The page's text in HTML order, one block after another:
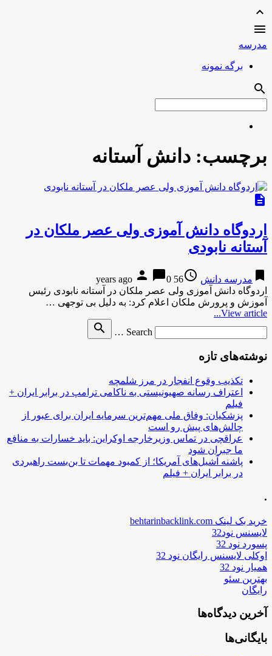
expand_less

مدرسه
برگه نمونه
search
برچسب: دانش آستانه
description
اردوگاه دانش آموزی ولی عصر ملکان در
آستانه نابودی
bookmark مدرسه دانش access_time
56 years ago
person chat_bubble0
اردوگاه دانش آموزی ولی عصر ملکان در آستانه نابودی رئیس
آموزش و پرورش ملکان اعلام کرد: به دلیل بی توجهی …
View article...
Search …
search
نوشته‌های تازه
تکذیب وقوع انفجار در مرز شلمچه
اعتراف رسانه صهیونیستی به ناکامی ترامپ در برابر ایران +
فیلم
پزشکیان: وفاق ملی مهم‌ترین سرمایه ایران برای عبور از
چالش‌های پیش رو است
عراقچی در تماس وزیرخارجه اوکراین: باید خسارات به منافع
ما جبران شود
پاشنه آشیل‌های آمریکا؛ از کمبود مهمات تا بن‌بست راهبردی
در برابر ایران + فیلم
.
خرید بک لینک behtarinbacklink.com
لایسنس نود32
پسورد نود 32
اوکلی لایسنس رایگان نود 32
همیار نود 32
بهترین سئو
رایگان
آخرین دیدگاه‌ها
بایگانی‌ها